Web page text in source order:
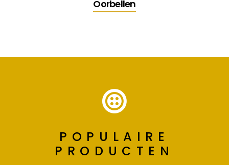
Oorbellen
POPULAIRE
PRODUCTEN